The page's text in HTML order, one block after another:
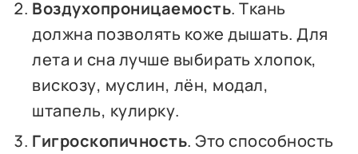
Воздухопроницаемость. Ткань
должна позволять коже дышать. Для
лета и сна лучше выбирать хлопок,
вискозу, муслин, лён, модал,
штапель, кулирку.
Гигроскопичность. Это способность